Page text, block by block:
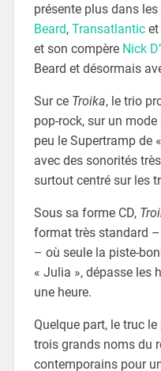
présente plus dans
Beard, Transatlanticet
et son compère Nick
Beard et désormais
Sur ce Troika, le trio
pop-rock, sur un
peu le Supertramp de
avec des sonorités
surtout centré sur les
Sous sa forme CD,
format très standard
– où seule la piste-
« Julia », dépasse les
une heure.
Quelque part, le truc le
trois grands noms du
contemporains pour